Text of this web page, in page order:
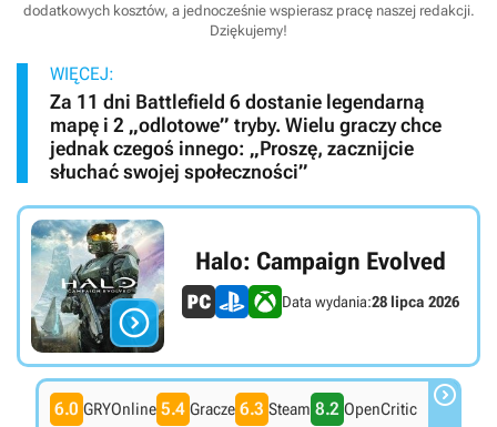
dodatkowych kosztów, a jednocześnie wspierasz pracę naszej redakcji.
Dziękujemy!
WIĘCEJ:
Za 11 dni Battlefield 6 dostanie legendarną
mapę i 2 „odlotowe” tryby. Wielu graczy chce
jednak czegoś innego: „Proszę, zacznijcie
słuchać swojej społeczności”

Halo: Campaign Evolved
Data wydania:28 lipca 2026
6.0 GRYOnline 5.4 Gracze 6.3 Steam 8.2 OpenCritic 